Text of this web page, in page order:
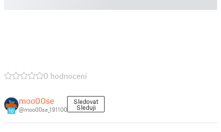
0 hodnocení
10
moo00se
@moo00se_191100
Sledovat
Sleduji